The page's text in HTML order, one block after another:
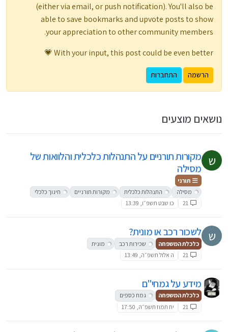
(either via email, or push notification). You'll also be
able to save bookmarks and upvote posts to show
your appreciation to other community members.
With your input, this post could be even better 💗
הרשמה התחברות
נושאים מוצעים
ש מקורות תורניים על התנהלות כלכלית והלוואות של
מסילה
תורני
מסילה
התנהלות כלכלית מקורות תורניים
חינוך כלכלי
21
כו שבט תשפ״ו, 13:39
ש לשכור רכב או מונית?
כלכלת המשפחה שכירות רכב
מונית
21
ה אלול תשפ״ה, 13:49
מידע על גמחי"ם
כלכלת המשפחה
גמח כספים
21
יח תמוז תשפ״ה, 17:50